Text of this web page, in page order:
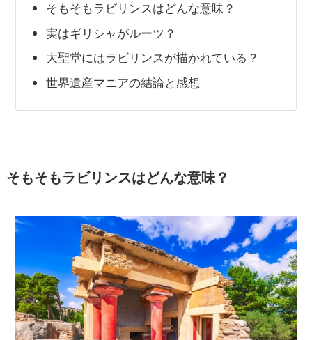
そもそもラビリンスはどんな意味？
実はギリシャがルーツ？
大聖堂にはラビリンスが描かれている？
世界遺産マニアの結論と感想
そもそもラビリンスはどんな意味？